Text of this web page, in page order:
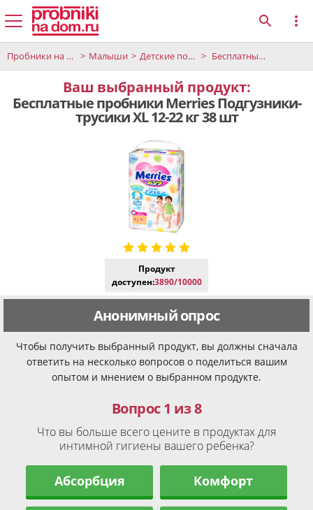
Пробники на дом Малыши Детские подгузники и салфетки Бесплатные пробники Merries Подгузники-трусики XL 12-22 кг 38 шт
Ваш выбранный продукт:
Бесплатные пробники Merries Подгузники-
трусики XL 12-22 кг 38 шт
Продукт
доступен:3890/10000
Анонимный опрос
Чтобы получить выбранный продукт, вы должны сначала
ответить на несколько вопросов о поделиться вашим
опытом и мнением о выбранном продукте.
Вопрос 1 из 8
Что вы больше всего цените в продуктах для
интимной гигиены вашего ребенка?
Абсорбция Комфорт